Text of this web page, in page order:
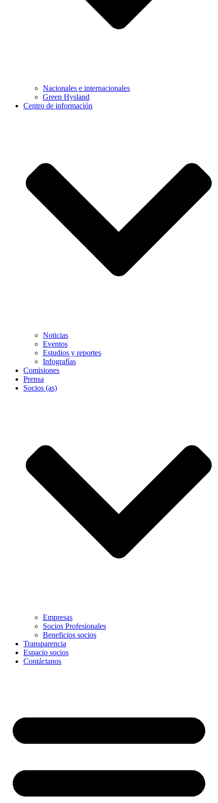
Nacionales e internacionales
Green Hysland
Centro de información
Noticias
Eventos
Estudios y reportes
Infografías
Comisiones
Prensa
Socios (as)
Empresas
Socios Profesionales
Beneficios socios
Transparencia
Espacio socios
Contáctanos